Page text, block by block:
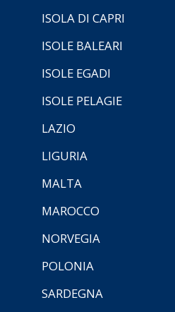
ISOLA DI CAPRI
ISOLE BALEARI
ISOLE EGADI
ISOLE PELAGIE
LAZIO
LIGURIA
MALTA
MAROCCO
NORVEGIA
POLONIA
SARDEGNA